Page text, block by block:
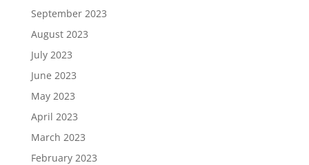
September 2023
August 2023
July 2023
June 2023
May 2023
April 2023
March 2023
February 2023